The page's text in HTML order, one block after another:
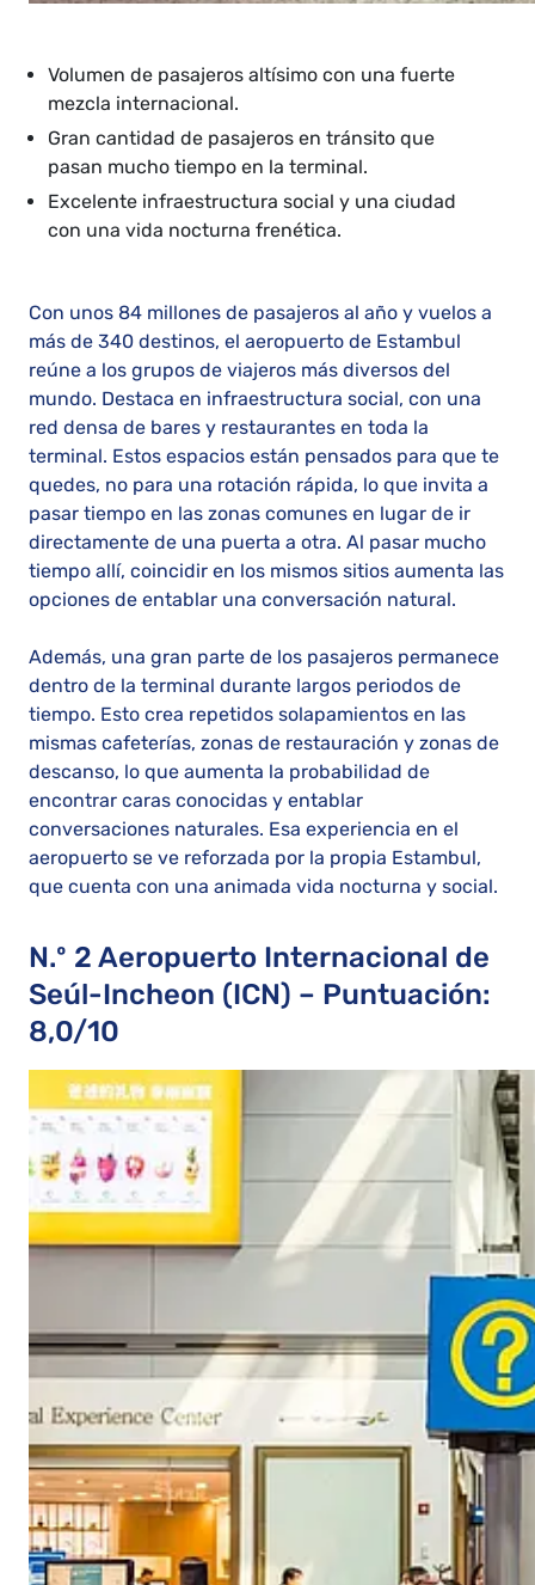
Volumen de pasajeros altísimo con una fuerte
mezcla internacional.
Gran cantidad de pasajeros en tránsito que
pasan mucho tiempo en la terminal.
Excelente infraestructura social y una ciudad
con una vida nocturna frenética.
Con unos 84 millones de pasajeros al año y vuelos a
más de 340 destinos, el aeropuerto de Estambul
reúne a los grupos de viajeros más diversos del
mundo. Destaca en infraestructura social, con una
red densa de bares y restaurantes en toda la
terminal. Estos espacios están pensados para que te
quedes, no para una rotación rápida, lo que invita a
pasar tiempo en las zonas comunes en lugar de ir
directamente de una puerta a otra. Al pasar mucho
tiempo allí, coincidir en los mismos sitios aumenta las
opciones de entablar una conversación natural.
Además, una gran parte de los pasajeros permanece
dentro de la terminal durante largos periodos de
tiempo. Esto crea repetidos solapamientos en las
mismas cafeterías, zonas de restauración y zonas de
descanso, lo que aumenta la probabilidad de
encontrar caras conocidas y entablar
conversaciones naturales. Esa experiencia en el
aeropuerto se ve reforzada por la propia Estambul,
que cuenta con una animada vida nocturna y social.
N.º 2 Aeropuerto Internacional de
Seúl-Incheon (ICN) – Puntuación:
8,0/10